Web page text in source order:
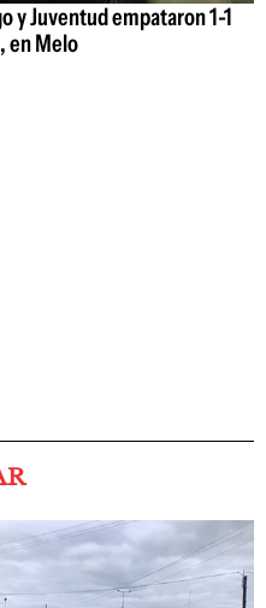
y Juventud empataron 1-1
en Melo